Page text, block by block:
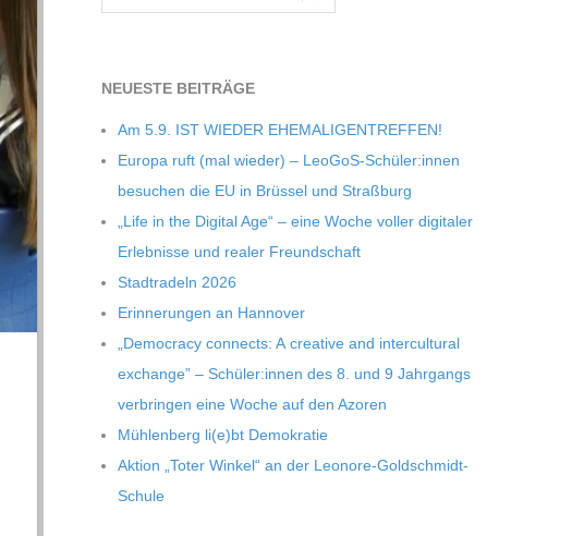
NEU­ESTE BEITRÄGE
Am 5.9. IST WIEDER EHEMALIGENTREFFEN!
Europa ruft (mal wie­der) – LeoGoS-Schüler:innen
besu­chen die EU in Brüs­sel und Straßburg
„Life in the Digi­tal Age“ – eine Woche vol­ler digi­ta­ler
Erleb­nisse und rea­ler Freundschaft
Stadt­ra­deln 2026
Erin­ne­run­gen an Hannover
„Demo­cracy con­nects: A crea­tive and inter­cul­tu­ral
exch­ange” – Schüler:innen des 8. und 9 Jahr­gangs
ver­brin­gen eine Woche auf den Azoren
Müh­len­berg li(e)bt Demokratie
Aktion „Toter Win­kel“ an der Leonore-Goldschmidt-
Schule